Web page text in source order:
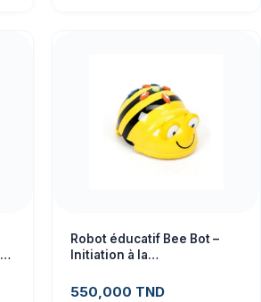
Robot éducatif Bee Bot –
Initiation à la
550,000 TND